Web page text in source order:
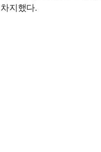
지했다.